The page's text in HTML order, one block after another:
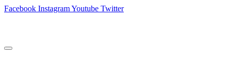
Facebook InstagramYoutube Twitter